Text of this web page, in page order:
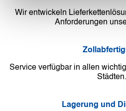
Wir entwickeln
Anforderungen
Service verfügbar in allen
Städten.
Lagerung und